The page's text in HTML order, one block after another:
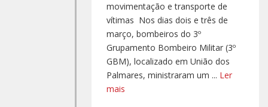
movimentação e transporte de
vítimas Nos dias dois e três de
março, bombeiros do 3º
Grupamento Bombeiro Militar (3º
GBM), localizado em União dos
Palmares, ministraram um ... Ler
mais